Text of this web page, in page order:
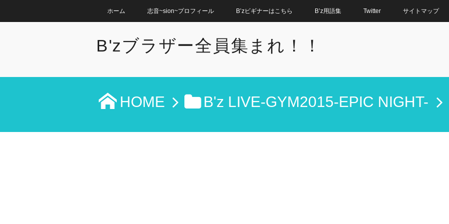
ホーム 志音~sion~プロフィール B’zビギナーはこちら B’z用語集 Twitter サイトマップ
B'zブラザー全員集まれ！！
HOME B'z LIVE-GYM2015-EPIC NIGHT-